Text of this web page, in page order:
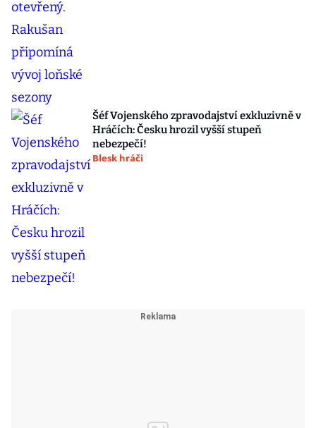
Šéf Vojenského zpravodajství exkluzivně v
Hráčích: Česku hrozil vyšší stupeň
nebezpečí!
Blesk hráči